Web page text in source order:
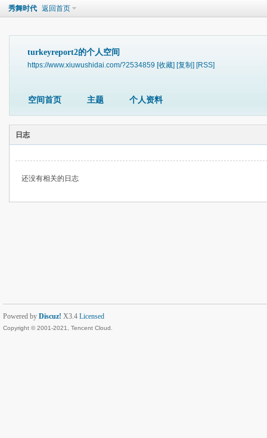
秀舞时代 返回首页
turkeyreport2的个人空间
https://www.xiuwushidai.com/?2534859 [收藏] [复制] [RSS]
空间首页 主题 个人资料
日志
还没有相关的日志
Powered by Discuz! X3.4 Licensed
Copyright © 2001-2021, Tencent Cloud.